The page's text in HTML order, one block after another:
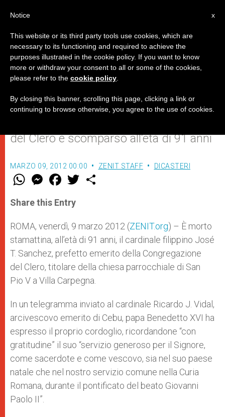
Cordoglio del Papa per la morte
del cardinale José T. Sanchez
del Clero è scomparso all’età di 91 anni
MARZO 09, 2012 00:00 ZENIT STAFF DICASTERI
W
t
s
p
p
M
e
s
e
g
e
r
F
a
e
b
o
k
w
r
Share this Entry
ROMA, venerdì, 9 marzo 2012 (ZENIT.org) – È morto
stamattina, all’età di 91 anni, il cardinale filippino José
T. Sanchez, prefetto emerito della Congregazione
del Clero, titolare della chiesa parrocchiale di San
Pio V a Villa Carpegna.
In un telegramma inviato al cardinale Ricardo J. Vidal,
arcivescovo emerito di Cebu, papa Benedetto XVI ha
espresso il proprio cordoglio, ricordandone “con
gratitudine” il suo “servizio generoso per il Signore,
come sacerdote e come vescovo, sia nel suo paese
natale che nel nostro servizio comune nella Curia
Romana, durante il pontificato del beato Giovanni
Paolo II”.
x
Notice
This website or its third party tools use cookies, which are
necessary to its functioning and required to achieve the
purposes illustrated in the cookie policy. If you want to know
more or withdraw your consent to all or some of the cookies,
please refer to the cookie policy
By closing this banner, scrolling this page, clicking a link or
continuing to browse otherwise, you agree to the use of cookies.